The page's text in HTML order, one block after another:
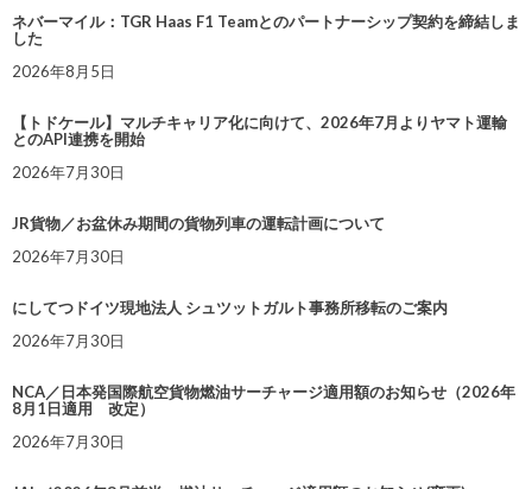
ネバーマイル：TGR Haas F1 Teamとのパートナーシップ契約を締結しま
した
2026年8月5日
【トドケール】マルチキャリア化に向けて、2026年7月よりヤマト運輸
とのAPI連携を開始
2026年7月30日
JR貨物／お盆休み期間の貨物列車の運転計画について
2026年7月30日
にしてつドイツ現地法人 シュツットガルト事務所移転のご案内
2026年7月30日
NCA／日本発国際航空貨物燃油サーチャージ適用額のお知らせ（2026年
8月1日適用 改定）
2026年7月30日